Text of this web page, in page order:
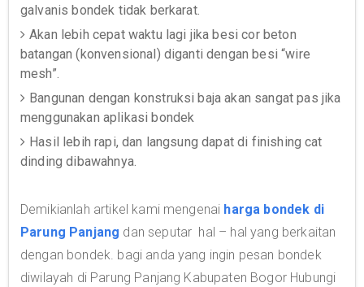
galvanis bondek tidak berkarat.
Akan lebih cepat waktu lagi jika besi cor beton
batangan (konvensional) diganti dengan besi “wire
mesh”.
Bangunan dengan konstruksi baja akan sangat pas jika
menggunakan aplikasi bondek
Hasil lebih rapi, dan langsung dapat di finishing cat
dinding dibawahnya.
Demikianlah artikel kami mengenai harga bondek di
Parung Panjang dan seputar hal – hal yang berkaitan
dengan bondek. bagi anda yang ingin pesan bondek
diwilayah di Parung Panjang Kabupaten Bogor Hubungi